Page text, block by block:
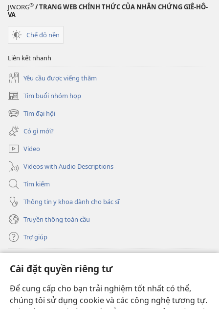
Cài đặt quyền riêng tư
Để cung cấp cho bạn trải nghiệm tốt nhất có thể,
chúng tôi sử dụng cookie và các công nghệ tương tự.
JW.ORG® / TRANG WEB CHÍNH THỨC CỦA NHÂN CHỨNG GIÊ-HÔ-
VA
Chế độ nền
Liên kết nhanh
Yêu cầu được viếng thăm
Tìm buổi nhóm họp
(mở
cửa
sổ
mới)
Tìm đại hội
(mở
cửa
sổ
mới)
Có gì mới?
Video
Videos with Audio Descriptions
Tìm kiếm
Thông tin y khoa dành cho bác sĩ
Truyền thông toàn cầu
Trợ giúp
(mở
cửa
sổ
mới)
THƯ VIỆN TRỰC TUYẾN Tháp Canh
(mở
cửa